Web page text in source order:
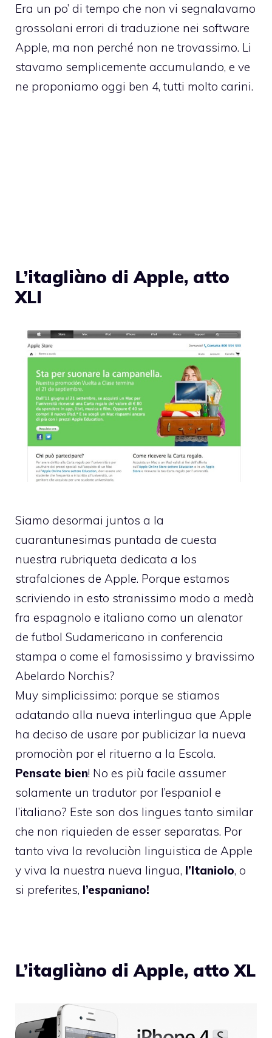
Era un po’ di tempo che non vi segnalavamo
grossolani errori di traduzione nei software
Apple, ma non perché non ne trovassimo. Li
stavamo semplicemente accumulando, e ve
ne proponiamo oggi ben 4, tutti molto carini.
L’itagliàno di Apple, atto
XLI
Siamo desormai juntos a la
cuarantunesimas puntada de cuesta
nuestra rubriqueta dedicata a los
strafalciones de Apple. Porque estamos
scriviendo in esto stranissimo modo a medà
fra espagnolo e italiano como un alenator
de futbol Sudamericano in conferencia
stampa o come el famosissimo y bravissimo
Abelardo Norchis?
Muy simplicissimo: porque se stiamos
adatando alla nueva interlingua que Apple
ha deciso de usare por publicizar la nueva
promociòn por el rituerno a la Escola.
Pensate bien! No es più facile assumer
solamente un tradutor por l’espaniol e
l’italiano? Este son dos lingues tanto similar
che non riquieden de esser separatas. Por
tanto viva la revoluciòn linguistica de Apple
y viva la nuestra nueva lingua, l’Itaniolo, o
si preferites, l’espaniano!
L’itagliàno di Apple, atto XL